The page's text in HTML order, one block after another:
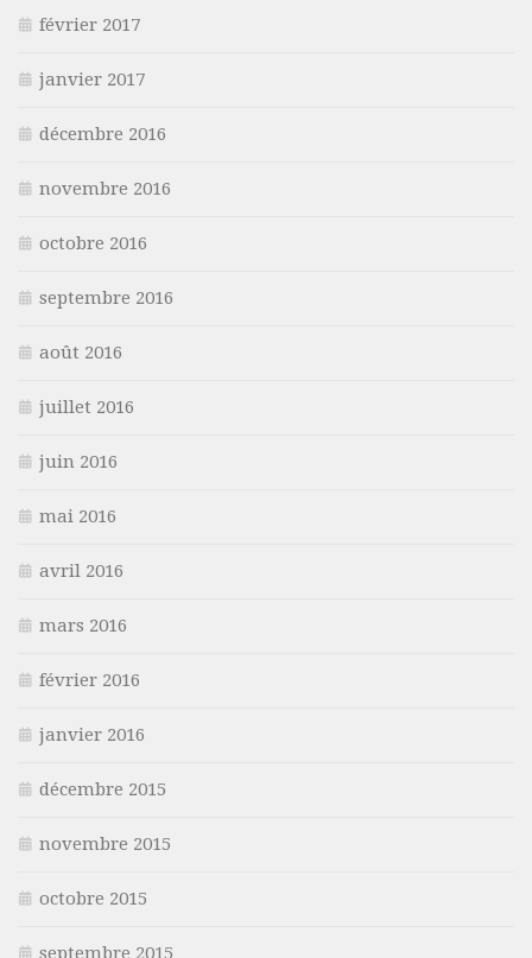
février 2017
janvier 2017
décembre 2016
novembre 2016
octobre 2016
septembre 2016
août 2016
juillet 2016
juin 2016
mai 2016
avril 2016
mars 2016
février 2016
janvier 2016
décembre 2015
novembre 2015
octobre 2015
septembre 2015